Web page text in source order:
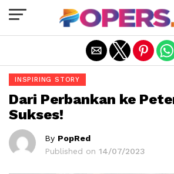
INSPIRING STORY
Dari Perbankan ke
Sukses!
By PopRed
Published on 14/07/2023
Exit mobile version